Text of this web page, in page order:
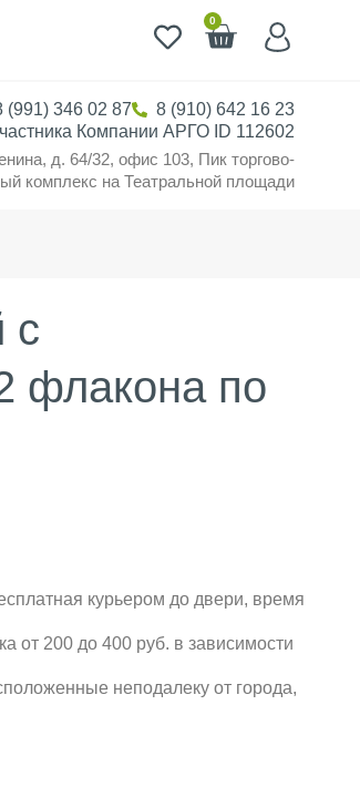
0
(991) 346 02 87
8 (910) 642 16 23
Компании АРГО ID 112602
д. 64/32, офис 103, Пик торгово-
комплекс на Театральной площади
с
флакона по
курьером до двери, время
от 200 до 400 руб. в зависимости
неподалеку от города,